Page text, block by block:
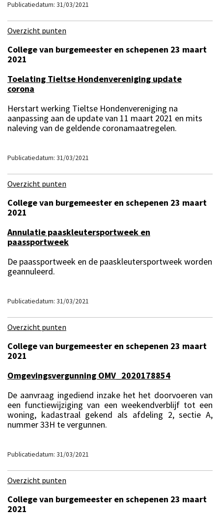
Publicatiedatum: 31/03/2021
Overzicht punten
College van burgemeester en schepenen 23 maart
2021
Toelating Tieltse Hondenvereniging update
corona
Herstart werking Tieltse Hondenvereniging na
aanpassing aan de update van 11 maart 2021 en mits
naleving van de geldende coronamaatregelen.
Publicatiedatum: 31/03/2021
Overzicht punten
College van burgemeester en schepenen 23 maart
2021
Annulatie paaskleutersportweek en
paassportweek
De paassportweek en de paaskleutersportweek worden
geannuleerd.
Publicatiedatum: 31/03/2021
Overzicht punten
College van burgemeester en schepenen 23 maart
2021
Omgevingsvergunning OMV_2020178854
De aanvraag ingediend inzake het het doorvoeren van
een functiewijziging van een weekendverblijf tot een
woning, kadastraal gekend als afdeling 2, sectie A,
nummer 33H te vergunnen.
Publicatiedatum: 31/03/2021
Overzicht punten
College van burgemeester en schepenen 23 maart
2021